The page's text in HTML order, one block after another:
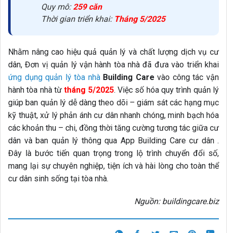
Quy mô: 259 căn
Thời gian triển khai: Tháng 5/2025
Nhằm nâng cao hiệu quả quản lý và chất lượng dịch vụ cư
dân, Đơn vị quản lý vận hành tòa nhà đã đưa vào triển khai
ứng dụng quản lý tòa nhà Building Care vào công tác vận
hành tòa nhà từtháng 5/2025. Việc số hóa quy trình quản lý
giúp ban quản lý dễ dàng theo dõi – giám sát các hạng mục
kỹ thuật, xử lý phản ánh cư dân nhanh chóng, minh bạch hóa
các khoản thu – chi, đồng thời tăng cường tương tác giữa cư
dân và ban quản lý thông qua App Building Care cư dân .
Đây là bước tiến quan trọng trong lộ trình chuyển đổi số,
mang lại sự chuyên nghiệp, tiện ích và hài lòng cho toàn thể
cư dân sinh sống tại tòa nhà.
Nguồn: buildingcare.biz